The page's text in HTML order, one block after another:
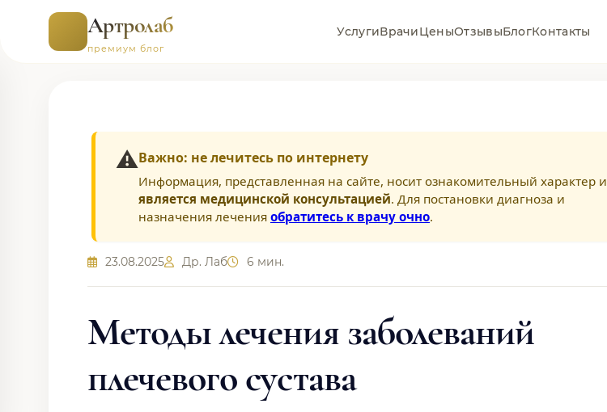
Артролаб
премиум блог
УслугиВрачиЦеныОтзывыБлогКонтакты
⚠️Важно: не лечитесь по интернету
Информация, представленная на сайте, носит ознакомительный характер и
является медицинской консультацией. Для постановки диагноза и
назначения лечения обратитесь к врачу очно.
23.08.2025 Др. Лаб 6 мин.
Методы лечения заболеваний
плечевого сустава